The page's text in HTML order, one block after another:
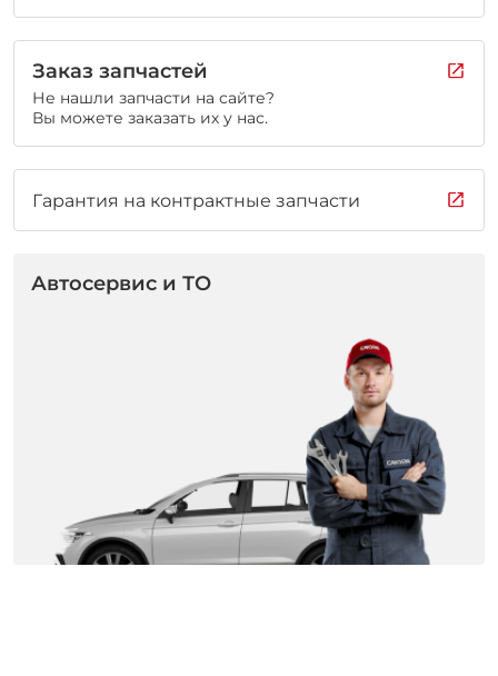
Заказ запчастей
Не нашли запчасти на сайте?
Вы можете заказать их у нас.
Гарантия на контрактные запчасти
Автосервис и ТО